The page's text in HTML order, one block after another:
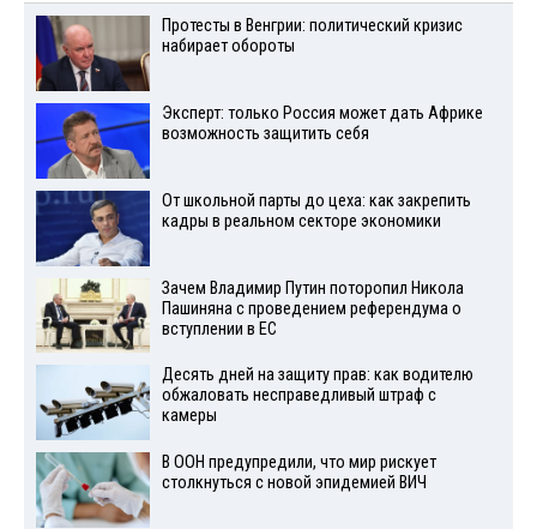
Протесты в Венгрии: политический кризис
набирает обороты
Эксперт: только Россия может дать Африке
возможность защитить себя
От школьной парты до цеха: как закрепить
кадры в реальном секторе экономики
Зачем Владимир Путин поторопил Никола
Пашиняна с проведением референдума о
вступлении в ЕС
Десять дней на защиту прав: как водителю
обжаловать несправедливый штраф с
камеры
В ООН предупредили, что мир рискует
столкнуться с новой эпидемией ВИЧ